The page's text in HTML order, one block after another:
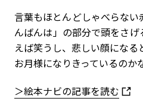
言葉もほとんどしゃべらない
んばんは」の部分で頭をさ
えば笑うし、悲しい顔にな
お月様になりきっているのか
＞絵本ナビの記事を読む